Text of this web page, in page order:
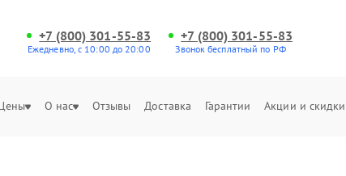
+7 (800) 301-55-83
Ежедневно, с 10:00 до 20:00
+7 (800) 301-55-83
Звонок бесплатный по РФ
О нас Отзывы Доставка Гарантии Акции и скидки